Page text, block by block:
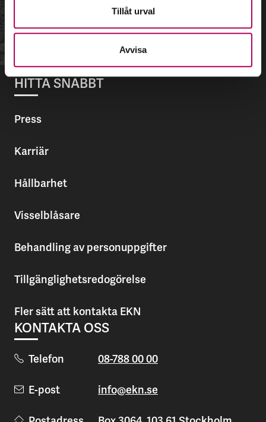
Tillåt urval
Avvisa
HITTA SNABBT
Press
Karriär
Hållbarhet
Visselblåsare
Behandling av personuppgifter
Tillgänglighetsredogörelse
Fler sätt att kontakta EKN
KONTAKTA OSS
Telefon 08-788 00 00
E-post info@ekn.se